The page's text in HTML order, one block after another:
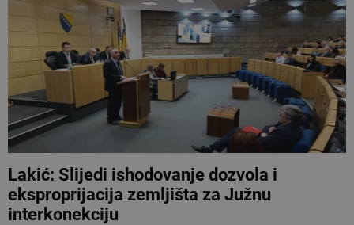
Lakić: Slijedi ishodovanje dozvola i
eksproprijacija zemljišta za Južnu
interkonekciju